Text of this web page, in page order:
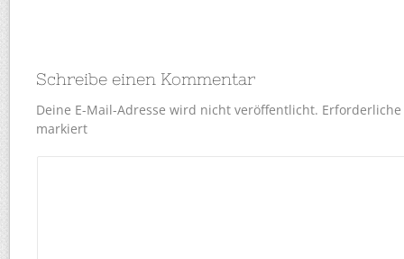
Schreibe einen Kommentar
Deine E-Mail-Adresse wird nicht veröffentlicht.
markiert